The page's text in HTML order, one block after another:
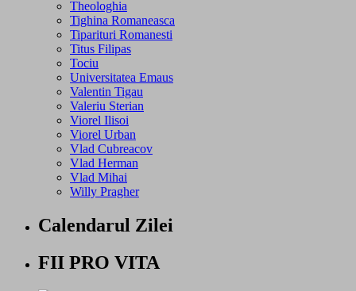
Theologhia
Tighina Romaneasca
Tiparituri Romanesti
Titus Filipas
Tociu
Universitatea Emaus
Valentin Tigau
Valeriu Sterian
Viorel Ilisoi
Viorel Urban
Vlad Cubreacov
Vlad Herman
Vlad Mihai
Willy Pragher
Calendarul Zilei
FII PRO VITA